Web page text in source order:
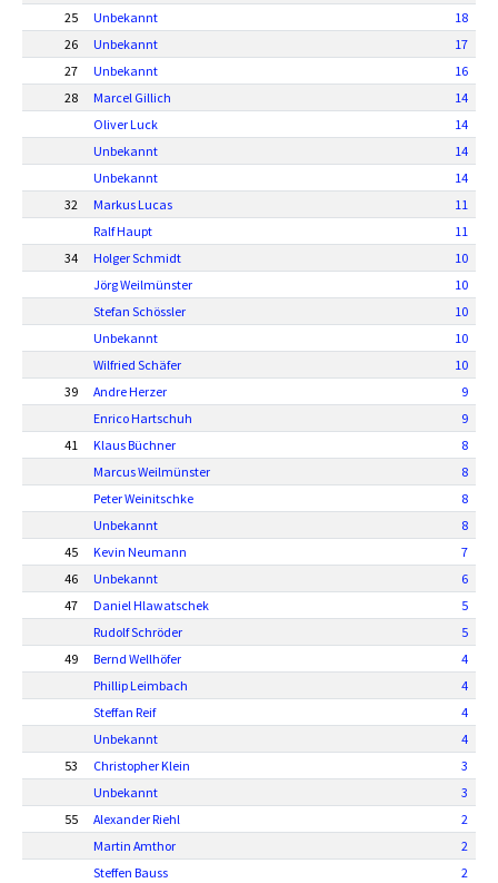
25
Unbekannt
18
26
Unbekannt
17
27
Unbekannt
16
28
Marcel Gillich
14
Oliver Luck
14
Unbekannt
14
Unbekannt
14
32
Markus Lucas
11
Ralf Haupt
11
34
Holger Schmidt
10
Jörg Weilmünster
10
Stefan Schössler
10
Unbekannt
10
Wilfried Schäfer
10
39
Andre Herzer
9
Enrico Hartschuh
9
41
Klaus Büchner
8
Marcus Weilmünster
8
Peter Weinitschke
8
Unbekannt
8
45
Kevin Neumann
7
46
Unbekannt
6
47
Daniel Hlawatschek
5
Rudolf Schröder
5
49
Bernd Wellhöfer
4
Phillip Leimbach
4
Steffan Reif
4
Unbekannt
4
53
Christopher Klein
3
Unbekannt
3
55
Alexander Riehl
2
Martin Amthor
2
Steffen Bauss
2